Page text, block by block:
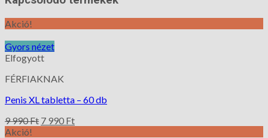
Akció!
Gyors nézet
Elfogyott
FÉRFIAKNAK
Penis XL tabletta – 60 db
9 990Ft 7 990 Ft
Akció!